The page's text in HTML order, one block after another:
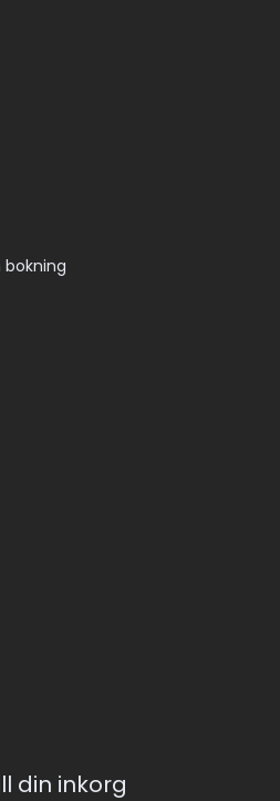
din inkorg